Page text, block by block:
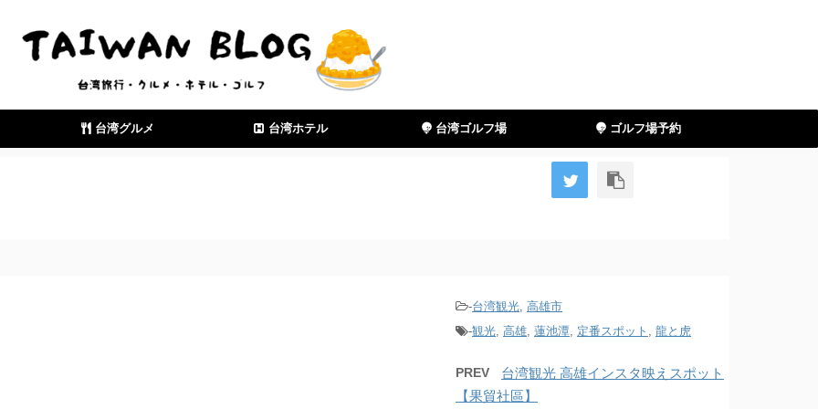
台湾グルメ 台湾ホテル 台湾ゴルフ場 ゴルフ場予約
-台湾観光, 高雄市
-観光, 高雄, 蓮池潭, 定番スポット , 龍と虎
PREV
台湾観光 高雄インスタ映えスポット
【果貿社區】